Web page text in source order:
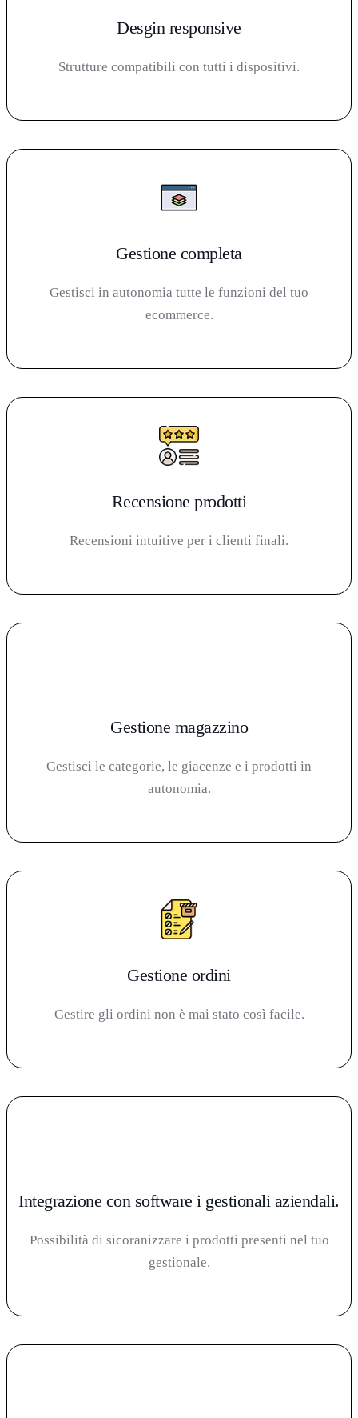
Desgin responsive
Strutture compatibili con tutti i dispositivi.
Gestione completa
Gestisci in autonomia tutte le funzioni del tuo
ecommerce.
Recensione prodotti
Recensioni intuitive per i clienti finali.
Gestione magazzino
Gestisci le categorie, le giacenze e i prodotti in
autonomia.
Gestione ordini
Gestire gli ordini non è mai stato così facile.
Integrazione con software i gestionali aziendali.
Possibilità di sicoranizzare i prodotti presenti nel tuo
gestionale.